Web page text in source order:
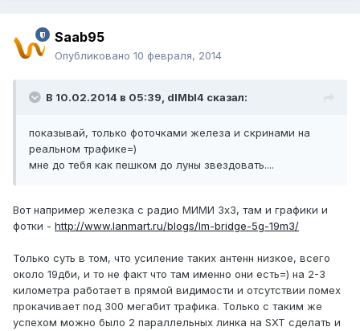
Saab95
Опубликовано 10 февраля, 2014
В 10.02.2014 в 05:39, dIMbI4 сказал:
показывай, только фоточками железа и скринами на
реальном трафике=)
мне до тебя как пешком до луны звездовать....
Вот например железка с радио МИМИ 3х3, там и графики и
фотки - http://www.lanmart.ru/blogs/lm-bridge-5g-19m3/
Только суть в том, что усиление таких антенн низкое, всего
около 19дби, и то не факт что там именно они есть=) на 2-3
километра работает в прямой видимости и отсутствии помех
прокачивает под 300 мегабит трафика. Только с таким же
успехом можно было 2 параллельных линка на SXT сделать и